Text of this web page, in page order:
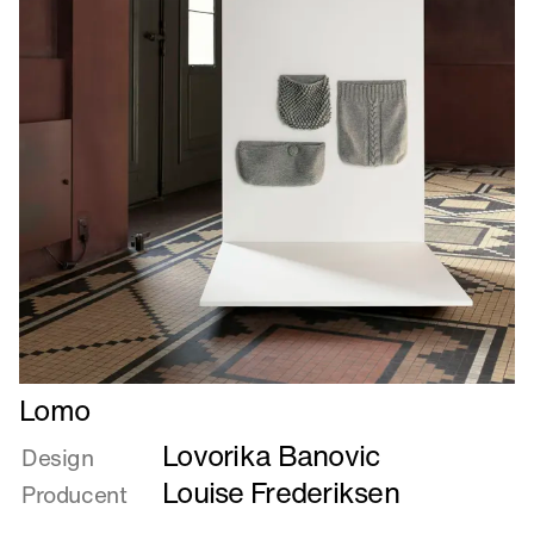
Læs
mere
om
Lomo
Lomo
Design Lovorika Banovic
Producent Louise Frederiksen